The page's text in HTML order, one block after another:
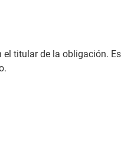
el titular de la obligación.